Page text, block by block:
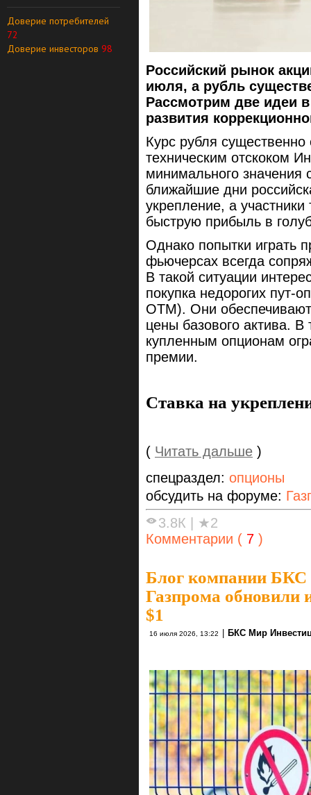
Доверие потребителей
72
Доверие инвесторов 98
Российский рынок
июля, а рубль
Рассмотрим две идеи
развития
Курс рубля
техническим отскоком
минимального значения
ближайшие дни
укрепление, а
быструю прибыль в
Однако попытки играть
фьючерсах всегда
В такой ситуации
покупка недорогих пут-
OTM). Они
цены базового актива.
купленным опционам
премии.
Ставка на
( Читать дальше )
спецраздел: опционы
обсудить на форуме:
3.8К
★2
Комментарии ( 7 )
Блог компании БКС
Газпрома обновили
$1
16 июля 2026, 13:22 БКС Мир